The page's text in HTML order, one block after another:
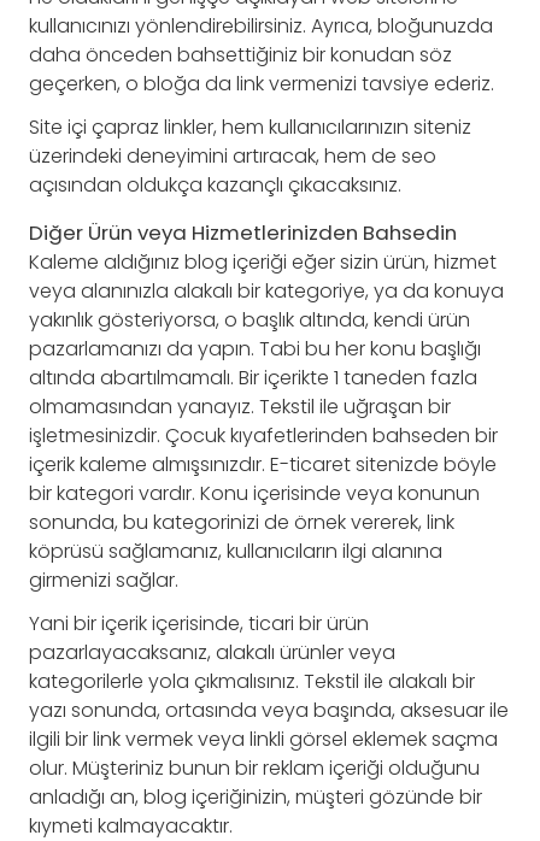
kullanıcınızı yönlendirebilirsiniz. Ayrıca, bloğunuzda
daha önceden bahsettiğiniz bir konudan söz
geçerken, o bloğa da link vermenizi tavsiye ederiz.
Site içi çapraz linkler, hem kullanıcılarınızın siteniz
üzerindeki deneyimini artıracak, hem de seo
açısından oldukça kazançlı çıkacaksınız.
Diğer Ürün veya Hizmetlerinizden Bahsedin
Kaleme aldığınız blog içeriği eğer sizin ürün, hizmet
veya alanınızla alakalı bir kategoriye, ya da konuya
yakınlık gösteriyorsa, o başlık altında, kendi ürün
pazarlamanızı da yapın. Tabi bu her konu başlığı
altında abartılmamalı. Bir içerikte 1 taneden fazla
olmamasından yanayız. Tekstil ile uğraşan bir
işletmesinizdir. Çocuk kıyafetlerinden bahseden bir
içerik kaleme almışsınızdır. E-ticaret sitenizde böyle
bir kategori vardır. Konu içerisinde veya konunun
sonunda, bu kategorinizi de örnek vererek, link
köprüsü sağlamanız, kullanıcıların ilgi alanına
girmenizi sağlar.
Yani bir içerik içerisinde, ticari bir ürün
pazarlayacaksanız, alakalı ürünler veya
kategorilerle yola çıkmalısınız. Tekstil ile alakalı bir
yazı sonunda, ortasında veya başında, aksesuar ile
ilgili bir link vermek veya linkli görsel eklemek saçma
olur. Müşteriniz bunun bir reklam içeriği olduğunu
anladığı an, blog içeriğinizin, müşteri gözünde bir
kıymeti kalmayacaktır.